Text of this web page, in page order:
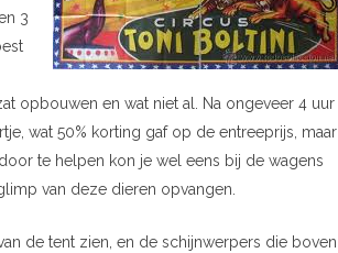
3
opbouwen en wat niet al. Na ongeveer 4 uur
wat 50% korting gaf op de entreeprijs, maar
te helpen kon je wel eens bij de wagens
van deze dieren opvangen.
de tent zien, en de schijnwerpers die boven